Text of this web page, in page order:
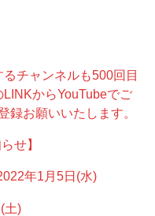
チャンネルも500回目
からYouTubeでご
お願いいたします。
せ】
年1月5日(水)
土)